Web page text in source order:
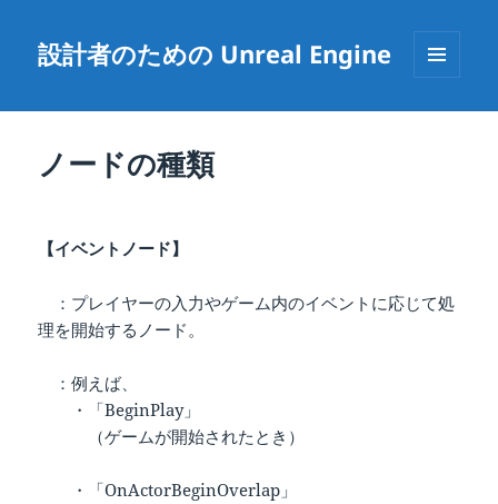
設計者のための Unreal Engine
ーとウ
ノードの種類
【イベントノード】
：プレイヤーの入力やゲーム内のイベントに応じて処
理を開始するノード。
：例えば、
・「BeginPlay」
（ゲームが開始されたとき）
・「OnActorBeginOverlap」